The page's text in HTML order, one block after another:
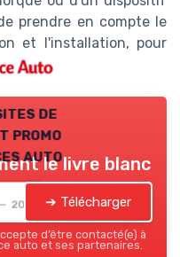
prendre en compte le
et l'installation, pour
de
promo
auto
2026
le livre blanc
➔ Télécharger
d’être contacté(e) à
auto et ses partenaires.